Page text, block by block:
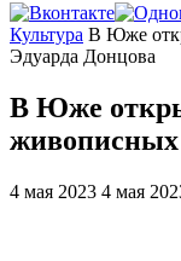
Главная
Культура В Юже
Эдуарда Донцова
В Юже
живописных
4 мая 2023 4 мая